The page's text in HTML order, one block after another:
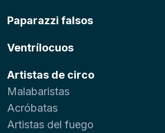
Paparazzi falsos
Ventrílocuos
Artistas de circo
Malabaristas
Acróbatas
Artistas del fuego